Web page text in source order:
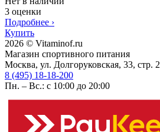
3 оценки
Подробнее ›
Купить
2026 © Vitaminof.ru
Магазин спортивного питания
Москва, ул. Долгоруковская, 33, стр. 2
8 (495) 18-18-200
Пн. – Вс.: с 10:00 до 20:00